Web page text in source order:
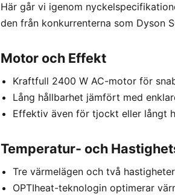
Här går vi igenom
den från konkurrenterna som Dyson
Motor och Effekt
Kraftfull 2400 W AC-motor för
Lång hållbarhet jämfört med
Effektiv även för tjockt eller långt
Temperatur- och
Tre värmelägen och två hastigheter
OPTIheat-teknologin optimerar